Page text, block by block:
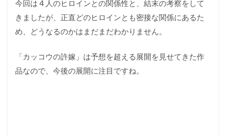
今回は 4 人のヒロインとの関係性と、結末の考察をして
きましたが、正直どのヒロインとも密接な関係にあるた
め、どうなるのかはまだまだわかりません。
「カッコウの許嫁」は予想を超える展開を見せてきた作
品なので、今後の展開に注目ですね。